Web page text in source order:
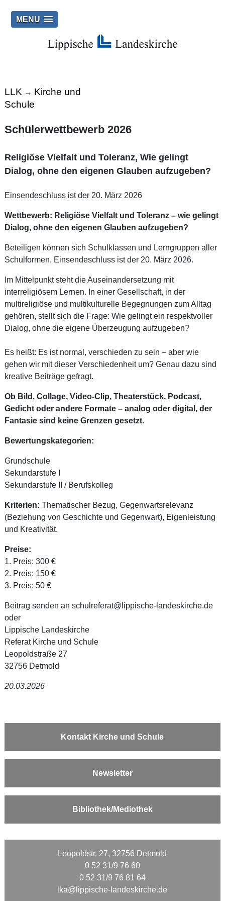
MENU
LLK → Kirche und
Schule
Schülerwettbewerb 2026
Religiöse Vielfalt und Toleranz, Wie gelingt
Dialog, ohne den eigenen Glauben aufzugeben?
Einsendeschluss ist der 20. März 2026
Wettbewerb: Religiöse Vielfalt und Toleranz – wie gelingt
Dialog, ohne den eigenen Glauben aufzugeben?
Beteiligen können sich Schulklassen und Lerngruppen aller
Schulformen. Einsendeschluss ist der 20. März 2026.
Im Mittelpunkt steht die Auseinandersetzung mit
interreligiösem Lernen. In einer Gesellschaft, in der
multireligiöse und multikulturelle Begegnungen zum Alltag
gehören, stellt sich die Frage: Wie gelingt ein respektvoller
Dialog, ohne die eigene Überzeugung aufzugeben?
Es heißt: Es ist normal, verschieden zu sein – aber wie
gehen wir mit dieser Verschiedenheit um? Genau dazu sind
kreative Beiträge gefragt.
Ob Bild, Collage, Video-Clip, Theaterstück, Podcast,
Gedicht oder andere Formate – analog oder digital, der
Fantasie sind keine Grenzen gesetzt.
Bewertungskategorien:
Grundschule
Sekundarstufe I
Sekundarstufe II / Berufskolleg
Kriterien: Thematischer Bezug, Gegenwartsrelevanz
(Beziehung von Geschichte und Gegenwart), Eigenleistung
und Kreativität.
Preise:
1. Preis: 300 €
2. Preis: 150 €
3. Preis: 50 €
Beitrag senden an schulreferat@lippische-landeskirche.de
oder
Lippische Landeskirche
Referat Kirche und Schule
Leopoldstraße 27
32756 Detmold
20.03.2026
Kontakt Kirche und Schule
Newsletter
Bibliothek/Mediothek
Leopoldstr. 27, 32756 Detmold
0 52 31/9 76 60
0 52 31/9 76 81 64
lka@lippische-landeskirche.de